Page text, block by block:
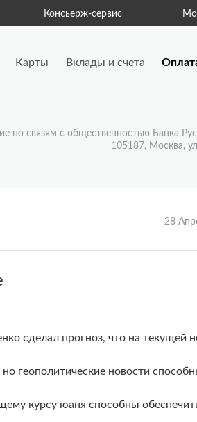
Консьерж-сервис
Карты Вклады и счета
по связям с общественностью Банка
105187, Москва,
28
сделал прогноз, что на текущей
геополитические новости
курсу юаня способны